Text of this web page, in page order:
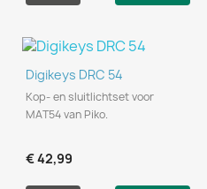
Digikeys DRC 54
Kop- en sluitlichtset voor
MAT54 van Piko.
€ 42,99